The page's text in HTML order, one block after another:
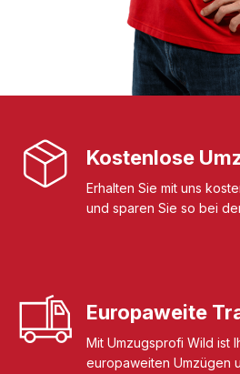
Kostenlose
Erhalten Sie mit uns
und sparen Sie so bei
Europaweite
Mit Umzugsprofi Wild ist
europaweiten Umzügen